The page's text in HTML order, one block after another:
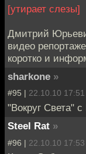
[утирает слезы]
Дмитрий
видео
коротко и
sharkone »
#95 | 22.10.10 17:51
"Вокруг Света"
Steel Rat »
#96 | 22.10.10 17:53